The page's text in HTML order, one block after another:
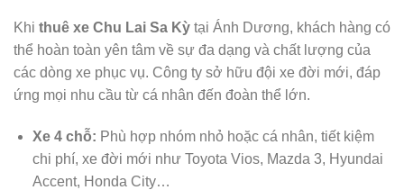
Khi thuê xe Chu Lai Sa Kỳ tại Ánh Dương, khách hàng có
thể hoàn toàn yên tâm về sự đa dạng và chất lượng của
các dòng xe phục vụ. Công ty sở hữu đội xe đời mới, đáp
ứng mọi nhu cầu từ cá nhân đến đoàn thể lớn.
Xe 4 chỗ: Phù hợp nhóm nhỏ hoặc cá nhân, tiết kiệm
chi phí, xe đời mới như Toyota Vios, Mazda 3, Hyundai
Accent, Honda City…